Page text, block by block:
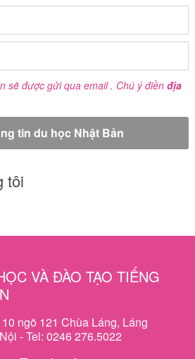
sẽ được gửi qua email . Chú ý điền địa
tôi
VÀ ĐÀO TẠO TIẾNG
ngõ 121 Chùa Láng, Láng
- Tel: 0246 276.5022